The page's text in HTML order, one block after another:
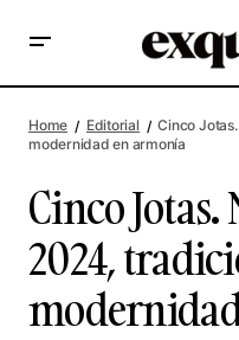
armonía
Home Editorial
Cinco
modernidad en armonía
Cinco
2024,